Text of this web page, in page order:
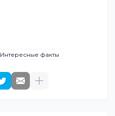
Интересные факты